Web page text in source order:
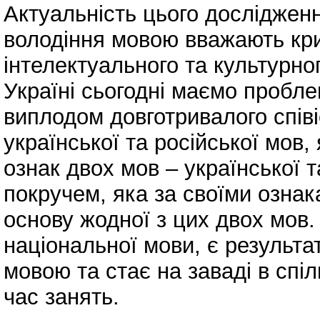
Актуальність цього
володіння мовою вважають
інтелектуального та
Україні сьогодні маємо
виплодом довготривалого
української та російської
ознак двох мов – української
покручем, яка за своїми
основу жодної з цих двох
національної мови, є
мовою та стає на заваді в
час занять.